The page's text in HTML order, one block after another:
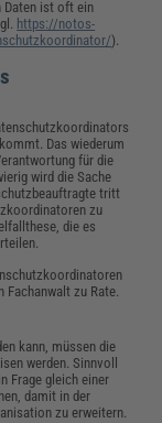
Daten ist oft ein
https://notos-
).
Das wiederum
für die
wird die Sache
tritt
zu
die es
zu Rate.
kann, müssen die
werden. Sinnvoll
Frage gleich einer
damit in der
zu erweitern.